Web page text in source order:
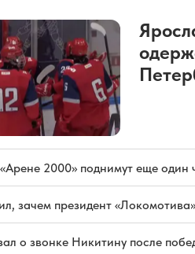
2000» поднимут еще один
зачем президент
о звонке Никитину после